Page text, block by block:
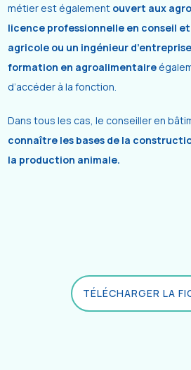
métier est également ouvert aux
licence professionnelle en conseil
agricole ou un ingénieur
formation en agroalimentaire
d’accéder à la fonction.
Dans tous les cas, le conseiller en
connaître les bases de la
la production animale.
TÉLÉCHARGER LA